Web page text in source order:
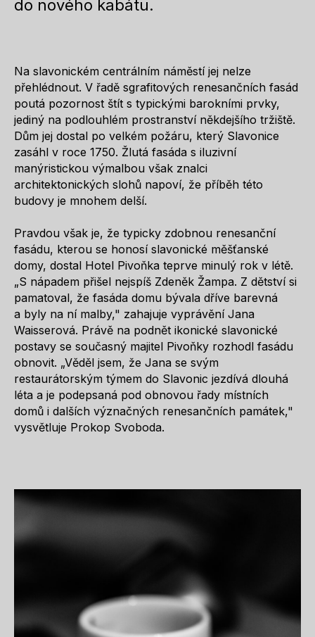
do nového kabátu.
Na slavonickém centrálním náměstí jej nelze
přehlédnout. V řadě sgrafitových renesančních fasád
poutá pozornost štít s typickými barokními prvky,
jediný na podlouhlém prostranství někdejšího tržiště.
Dům jej dostal po velkém požáru, který Slavonice
zasáhl v roce 1750. Žlutá fasáda s iluzivní
manýristickou výmalbou však znalci
architektonických slohů napoví, že příběh této
budovy je mnohem delší.
Pravdou však je, že typicky zdobnou renesanční
fasádu, kterou se honosí slavonické měšťanské
domy, dostal Hotel Pivoňka teprve minulý rok v létě.
„S nápadem přišel nejspíš Zdeněk Žampa. Z dětství si
pamatoval, že fasáda domu bývala dříve barevná
a byly na ní malby," zahajuje vyprávění Jana
Waisserová. Právě na podnět ikonické slavonické
postavy se současný majitel Pivoňky rozhodl fasádu
obnovit. „Věděl jsem, že Jana se svým
restaurátorským týmem do Slavonic jezdívá dlouhá
léta a je podepsaná pod obnovou řady místních
domů i dalších význačných renesančních památek,"
vysvětluje Prokop Svoboda.